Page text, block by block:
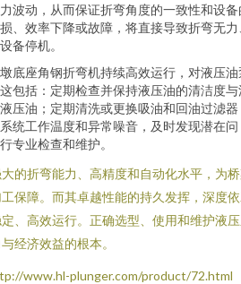
波动，从而保证折弯角度的一致性和设备
、效率下降或故障，将直接导致折弯无力
备停机。
底座角钢折弯机持续高效运行，对液压油
包括：定期检查并保持液压油的清洁度与
压油；定期清洗或更换吸油和回油过滤器
统工作温度和异常噪音，及时发现潜在问
专业检查和维护。
的折弯能力、高精度和自动化水平，为
保障。而其卓越性能的持久发挥，深度
、高效运行。正确选型、使用和维护液
经济效益的根本。
www.hl-plunger.com/product/72.html